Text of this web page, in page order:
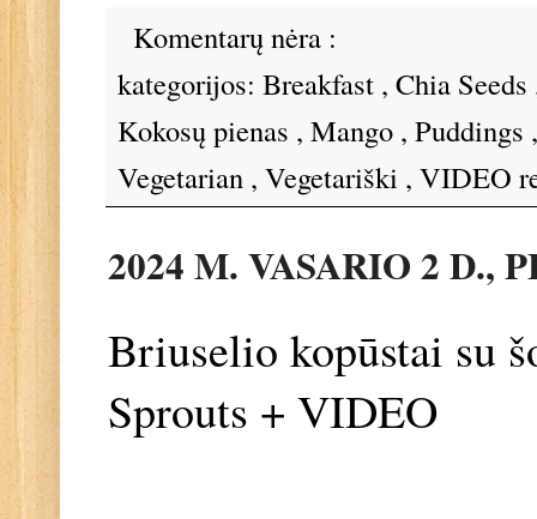
Komentarų nėra :
kategorijos: Breakfast , Chia Seeds
Kokosų pienas , Mango , Puddings
Vegetarian , Vegetariški , VIDEO
2024 M. VASARIO 2 D.,
Briuselio kopūstai su
Sprouts + VIDEO